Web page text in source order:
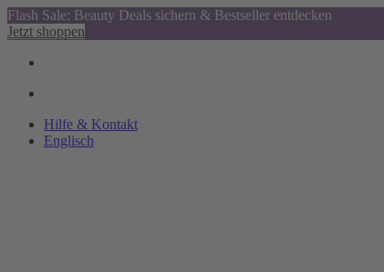
Flash Sale: Beauty Deals sichern & Bestseller entdecken
Jetzt shoppen
Hilfe & Kontakt
Englisch